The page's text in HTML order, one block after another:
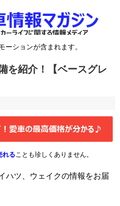
ーションが含まれます。
を紹介！【ベースグレ
れることも珍しくありません。
ハツ、ウェイクの情報をお届